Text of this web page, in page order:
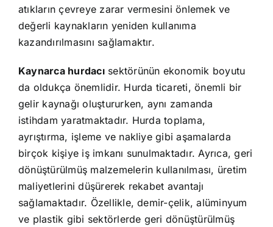
atıkların çevreye zarar vermesini önlemek ve
değerli kaynakların yeniden kullanıma
kazandırılmasını sağlamaktır.
Kaynarca hurdacısektörünün ekonomik boyutu
da oldukça önemlidir. Hurda ticareti, önemli bir
gelir kaynağı oluştururken, aynı zamanda
istihdam yaratmaktadır. Hurda toplama,
ayrıştırma, işleme ve nakliye gibi aşamalarda
birçok kişiye iş imkanı sunulmaktadır. Ayrıca, geri
dönüştürülmüş malzemelerin kullanılması, üretim
maliyetlerini düşürerek rekabet avantajı
sağlamaktadır. Özellikle, demir-çelik, alüminyum
ve plastik gibi sektörlerde geri dönüştürülmüş